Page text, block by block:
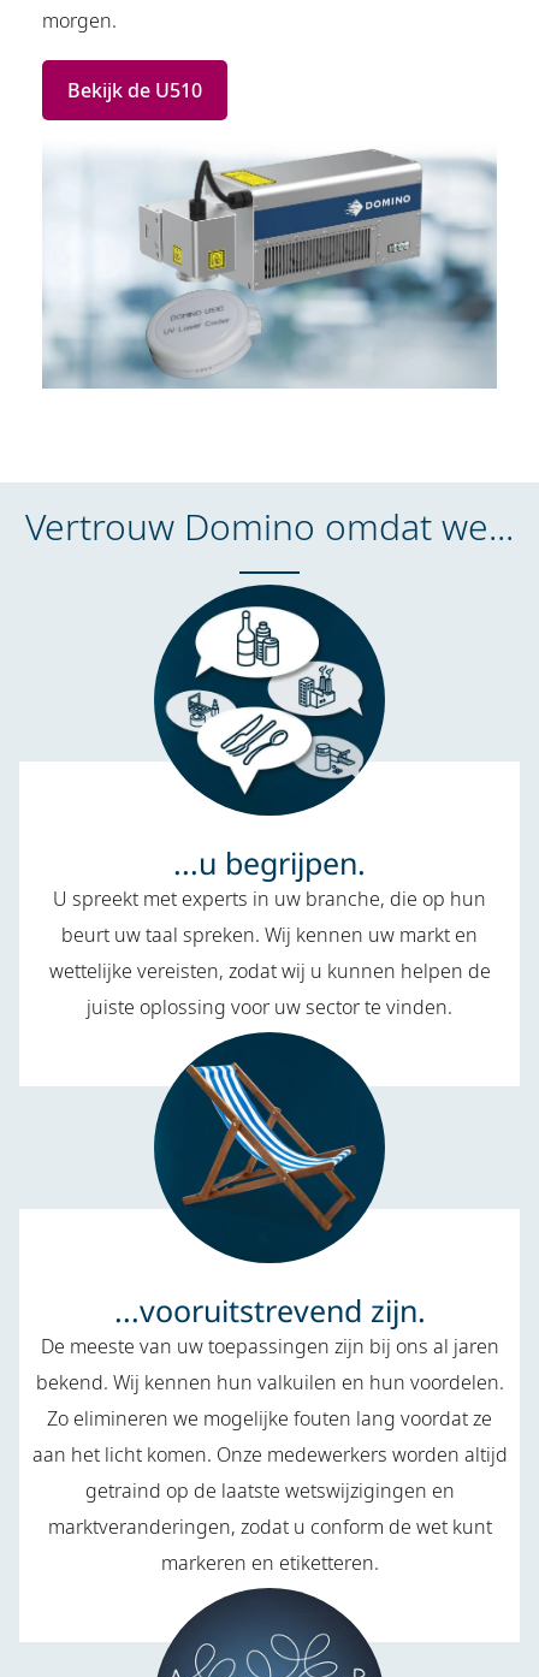
morgen.
Bekijk de U510
Vertrouw Domino omdat we...
...u begrijpen.
U spreekt met experts in uw branche, die op hun
beurt uw taal spreken. Wij kennen uw markt en
wettelijke vereisten, zodat wij u kunnen helpen de
juiste oplossing voor uw sector te vinden.
...vooruitstrevend zijn.
De meeste van uw toepassingen zijn bij ons al jaren
bekend. Wij kennen hun valkuilen en hun voordelen.
Zo elimineren we mogelijke fouten lang voordat ze
aan het licht komen. Onze medewerkers worden altijd
getraind op de laatste wetswijzigingen en
marktveranderingen, zodat u conform de wet kunt
markeren en etiketteren.